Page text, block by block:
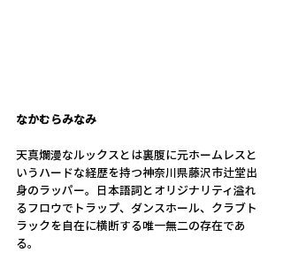
なかむらみなみ
天真爛漫なルックスとは裏腹に元ホームレスと
いうハードな経歴を持つ神奈川県藤沢市辻堂出
身のラッパー。日本語詞とオリジナリティ溢れ
るフロウでトラップ、ダンスホール、クラブト
ラックを自在に横断する唯一無二の存在であ
る。